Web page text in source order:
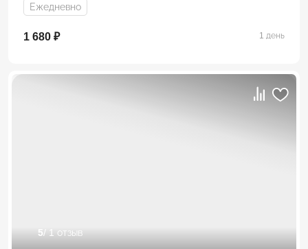
Ежедневно
1 680 ₽ 1 день
5/ 1 отзыв